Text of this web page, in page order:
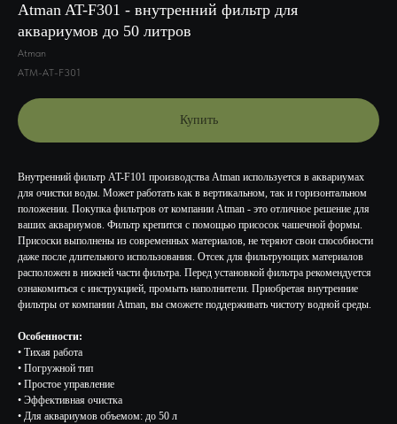
Atman AT-F301 - внутренний фильтр для
аквариумов до 50 литров
Atman
ATM-AT-F301
Купить
Внутренний фильтр AT-F101 производства Atman используется в аквариумах
для очистки воды. Может работать как в вертикальном, так и горизонтальном
положении. Покупка фильтров от компании Atman - это отличное решение для
ваших аквариумов. Фильтр крепится с помощью присосок чашечной формы.
Присоски выполнены из современных материалов, не теряют свои способности
даже после длительного использования. Отсек для фильтрующих материалов
расположен в нижней части фильтра. Перед установкой фильтра рекомендуется
ознакомиться с инструкцией, промыть наполнители. Приобретая внутренние
фильтры от компании Atman, вы сможете поддерживать чистоту водной среды.
Особенности:
• Тихая работа
• Погружной тип
• Простое управление
• Эффективная очистка
• Для аквариумов объемом: до 50 л